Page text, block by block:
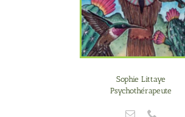
Sophie Littaye
Psychothérapeute